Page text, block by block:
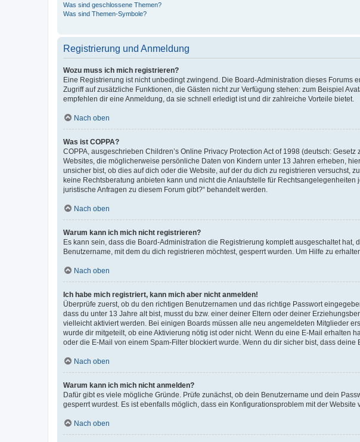
Was sind geschlossene Themen?
Was sind Themen-Symbole?
Registrierung und Anmeldung
Wozu muss ich mich registrieren?
Eine Registrierung ist nicht unbedingt zwingend. Die Board-Administration dieses Forums
Zugriff auf zusätzliche Funktionen, die Gästen nicht zur Verfügung stehen: zum Beispiel
empfehlen dir eine Anmeldung, da sie schnell erledigt ist und dir zahlreiche Vorteile bietet.
Nach oben
Was ist COPPA?
COPPA, ausgeschrieben Children’s Online Privacy Protection Act of 1998 (deutsch:
Websites, die möglicherweise persönliche Daten von Kindern unter 13 Jahren erheben,
unsicher bist, ob dies auf dich oder die Website, auf der du dich zu registrieren versuchst,
keine Rechtsberatung anbieten kann und nicht die Anlaufstelle für
juristische Anfragen zu diesem Forum gibt?“ behandelt werden.
Nach oben
Warum kann ich mich nicht registrieren?
Es kann sein, dass die Board-Administration die Registrierung komplett ausgeschaltet
Benutzername, mit dem du dich registrieren möchtest, gesperrt wurden. Um Hilfe zu
Nach oben
Ich habe mich registriert, kann mich aber nicht anmelden!
Überprüfe zuerst, ob du den richtigen Benutzernamen und das richtige Passwort
dass du unter 13 Jahre alt bist, musst du bzw. einer deiner Eltern oder deiner
vielleicht aktiviert werden. Bei einigen Boards müssen alle neu angemeldeten Mitglieder
wurde dir mitgeteilt, ob eine Aktivierung nötig ist oder nicht. Wenn du eine E-Mail erhalten
oder die E-Mail von einem Spam-Filter blockiert wurde. Wenn du dir sicher bist, dass
Nach oben
Warum kann ich mich nicht anmelden?
Dafür gibt es viele mögliche Gründe. Prüfe zunächst, ob dein Benutzername und dein
gesperrt wurdest. Es ist ebenfalls möglich, dass ein Konfigurationsproblem mit der Website
Nach oben